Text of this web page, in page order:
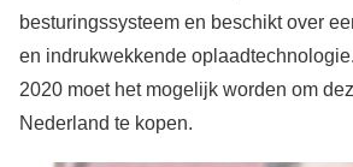
besturingssysteem en beschikt over
en indrukwekkende
2020 moet het mogelijk worden om
Nederland te kopen.